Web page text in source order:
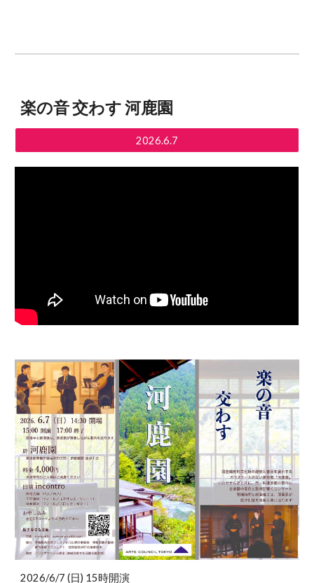
楽の音 交わす 河鹿園
2026.6.7
2026/6/7 (日) 15時開演